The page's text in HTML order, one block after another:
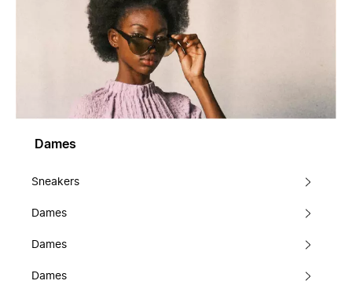
Dames
Sneakers
Dames
Dames
Dames